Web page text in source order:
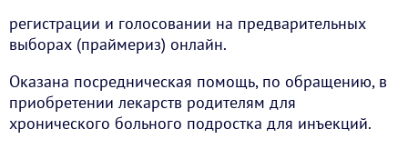
регистрации и голосовании на предварительных
выборах (праймериз) онлайн.
Оказана посредническая помощь, по обращению, в
приобретении лекарств родителям для
хронического больного подростка для инъекций.